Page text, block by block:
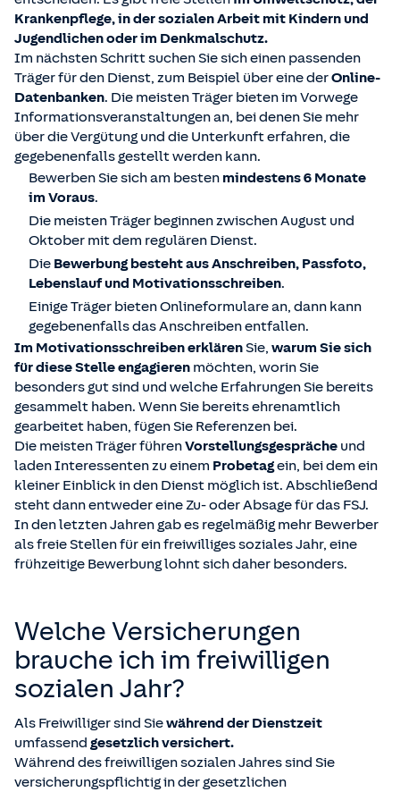
Krankenpflege, in der sozialen Arbeit mit Kindern und
Jugendlichen oder im Denkmalschutz.
Im nächsten Schritt suchen Sie sich einen passenden
Träger für den Dienst, zum Beispiel über eine derOnline-
Datenbanken. Die meisten Träger bieten im Vorwege
Informationsveranstaltungen an, bei denen Sie mehr
über die Vergütung und die Unterkunft erfahren, die
gegebenenfalls gestellt werden kann.
Bewerben Sie sich am besten mindestens 6 Monate
im Voraus.
Die meisten Träger beginnen zwischen August und
Oktober mit dem regulären Dienst.
Die Bewerbung besteht aus Anschreiben, Passfoto,
Lebenslauf und Motivationsschreiben.
Einige Träger bieten Onlineformulare an, dann kann
gegebenenfalls das Anschreiben entfallen.
Im Motivationsschreiben erklärenSie, warum Sie sich
für diese Stelle engagieren möchten, worin Sie
besonders gut sind und welche Erfahrungen Sie bereits
gesammelt haben. Wenn Sie bereits ehrenamtlich
gearbeitet haben, fügen Sie Referenzen bei.
Die meisten Träger führenVorstellungsgespräche und
laden Interessenten zu einem Probetagein, bei dem ein
kleiner Einblick in den Dienst möglich ist. Abschließend
steht dann entweder eine Zu- oder Absage für das FSJ.
In den letzten Jahren gab es regelmäßig mehr Bewerber
als freie Stellen für ein freiwilliges soziales Jahr, eine
frühzeitige Bewerbung lohnt sich daher besonders.
Welche Versicherungen
brauche ich im freiwilligen
sozialen Jahr?
Als Freiwilliger sind Siewährend der Dienstzeit
umfassend gesetzlich versichert.
Während des freiwilligen sozialen Jahres sind Sie
versicherungspflichtig in der gesetzlichen